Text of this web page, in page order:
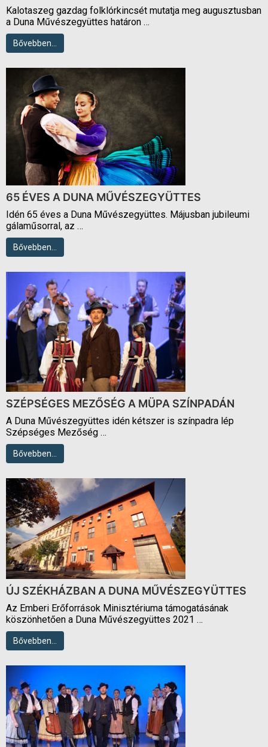
Kalotaszeg gazdag folklórkincsét mutatja meg augusztusban
a Duna Művészegyüttes határon …
Bővebben…
65 ÉVES A DUNA MŰVÉSZEGYÜTTES
Idén 65 éves a Duna Művészegyüttes. Májusban jubileumi
gálaműsorral, az …
Bővebben…
SZÉPSÉGES MEZŐSÉG A MÜPA SZÍNPADÁN
A Duna Művészegyüttes idén kétszer is színpadra lép
Szépséges Mezőség …
Bővebben…
ÚJ SZÉKHÁZBAN A DUNA MŰVÉSZEGYÜTTES
Az Emberi Erőforrások Minisztériuma támogatásának
köszönhetően a Duna Művészegyüttes 2021 …
Bővebben…